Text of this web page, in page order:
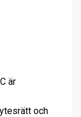
är
och